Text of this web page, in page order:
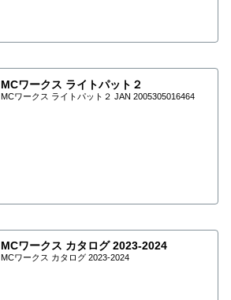
MCワークス ライトパット２
MCワークス ライトパット２ JAN 2005305016464
MCワークス カタログ 2023-2024
MCワークス カタログ 2023-2024